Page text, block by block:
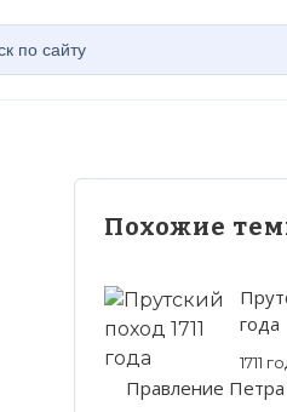
Похожие
года
1711
Правление Петра